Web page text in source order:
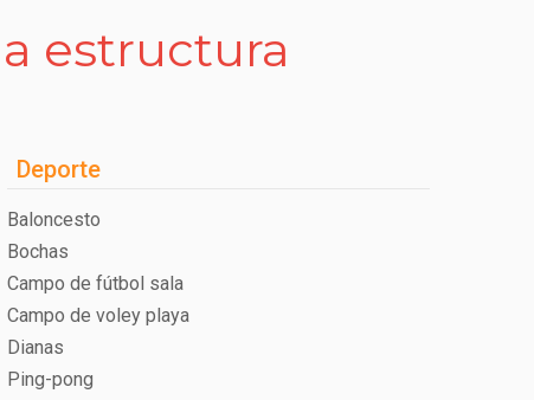
estructura
Deporte
Baloncesto
Bochas
Campo de fútbol sala
Campo de voley playa
Dianas
Ping-pong